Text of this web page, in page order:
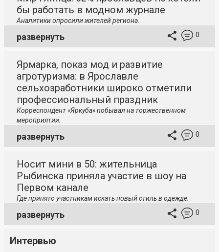
бы работать в модном журнале
Аналитики опросили жителей региона.
развернуть 0
Ярмарка, показ мод и развитие
агротуризма: в Ярославле
сельхозработники широко отметили
профессиональный праздник
Корреспондент «Яркуба» побывал на торжественном
мероприятии.
развернуть 0
Носит мини в 50: жительница
Рыбинска приняла участие в шоу на
Первом канале
Где принято участникам искать новый стиль в одежде.
развернуть 0
Интервью